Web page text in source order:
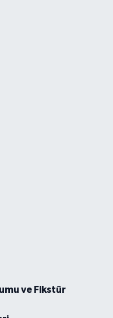
ve Fikstür